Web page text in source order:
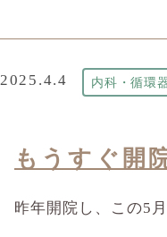
2025.4.4 内科・循環
もうすぐ開
昨年開院し、この5